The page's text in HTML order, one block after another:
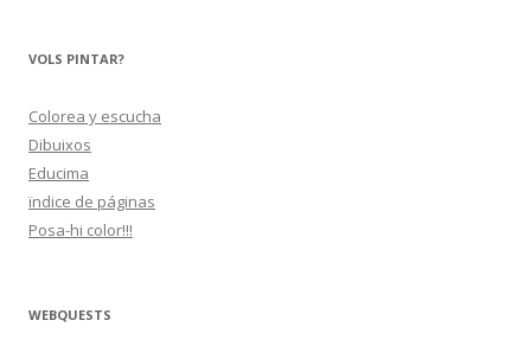
VOLS PINTAR?
Colorea y escucha
Dibuixos
Educima
ïndice de páginas
Posa-hi color!!!
WEBQUESTS